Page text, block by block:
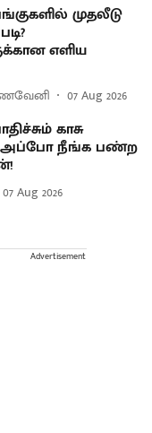
முதலீடு
எளிய
07 Aug 2026
காசு
அப்போ நீங்க பண்ற
07 Aug 2026
Advertisement